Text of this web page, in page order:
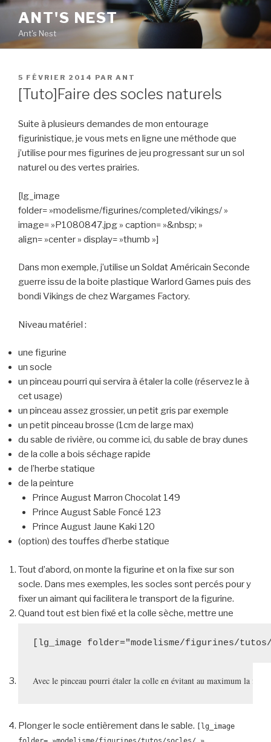
Aller
contenu
principal
ANT'S NEST
Ant's Nest
PUBLIÉ
LE
5 FÉVRIER 2014 PAR ANT
[Tuto]Faire des socles naturels
Suite à plusieurs demandes de mon entourage
figurinistique, je vous mets en ligne une méthode que
j’utilise pour mes figurines de jeu progressant sur un sol
naturel ou des vertes prairies.
[lg_image
folder= »modelisme/figurines/completed/vikings/ »
image= »P1080847.jpg » caption= »&nbsp; »
align= »center » display= »thumb »]
Dans mon exemple, j’utilise un Soldat Américain Seconde
guerre issu de la boite plastique Warlord Games puis des
bondi Vikings de chez Wargames Factory.
Niveau matériel :
une figurine
un socle
un pinceau pourri qui servira à étaler la colle (réservez le à
cet usage)
un pinceau assez grossier, un petit gris par exemple
un petit pinceau brosse (1cm de large max)
du sable de rivière, ou comme ici, du sable de bray dunes
de la colle a bois séchage rapide
de l’herbe statique
de la peinture
Prince August Marron Chocolat 149
Prince August Sable Foncé 123
Prince August Jaune Kaki 120
(option) des touffes d’herbe statique
Tout d’abord, on monte la figurine et on la fixe sur son
socle. Dans mes exemples, les socles sont percés pour y
fixer un aimant qui facilitera le transport de la figurine.
Quand tout est bien fixé et la colle sèche, mettre une
[lg_image folder="modelisme/figurines/
Avec le pinceau pourri étaler la colle en évitant au maximum la
Plonger le socle entièrement dans le sable. [lg_image